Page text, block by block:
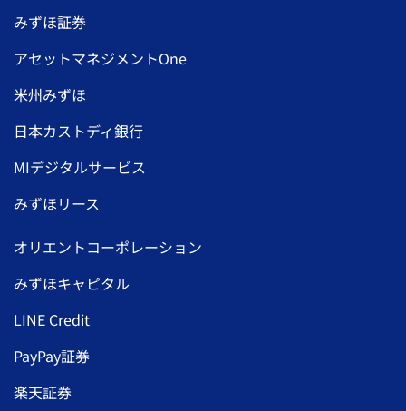
みずほ証券
アセットマネジメントOne
米州みずほ
日本カストディ銀行
MIデジタルサービス
みずほリース
オリエントコーポレーション
みずほキャピタル
LINE Credit
PayPay証券
楽天証券